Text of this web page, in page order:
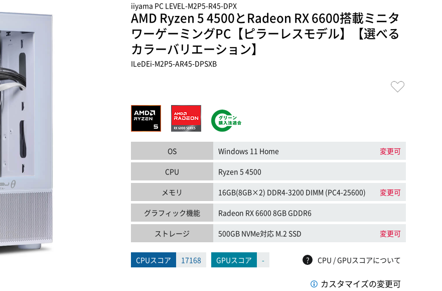
iiyama PC LEVEL-M2P5-R45-DPX
AMD Ryzen 5 4500とRadeon RX 6600搭載ミニタ
ワーゲーミングPC【ピラーレスモデル】【選べる
カラーバリエーション】
ILeDEi-M2P5-AR45-DPSXB
OS Windows 11 Home 変更可
CPU Ryzen 5 4500
メモリ 16GB(8GB×2) DDR4-3200 DIMM (PC4-25600) 変更可
グラフィック機能 Radeon RX 6600 8GB GDDR6
ストレージ 500GB NVMe対応 M.2 SSD 変更可
CPUスコア 17168 GPUスコア - ? CPU / GPUスコアについて
カスタマイズの変更可